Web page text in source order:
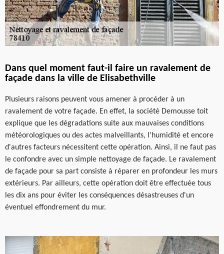
Dans quel moment faut-il faire un ravalement de
façade dans la ville de Elisabethville
Plusieurs raisons peuvent vous amener à procéder à un
ravalement de votre façade. En effet, la société Demousse toit
explique que les dégradations suite aux mauvaises conditions
météorologiques ou des actes malveillants, l'humidité et encore
d'autres facteurs nécessitent cette opération. Ainsi, il ne faut pas
le confondre avec un simple nettoyage de façade. Le ravalement
de façade pour sa part consiste à réparer en profondeur les murs
extérieurs. Par ailleurs, cette opération doit être effectuée tous
les dix ans pour éviter les conséquences désastreuses d'un
éventuel effondrement du mur.